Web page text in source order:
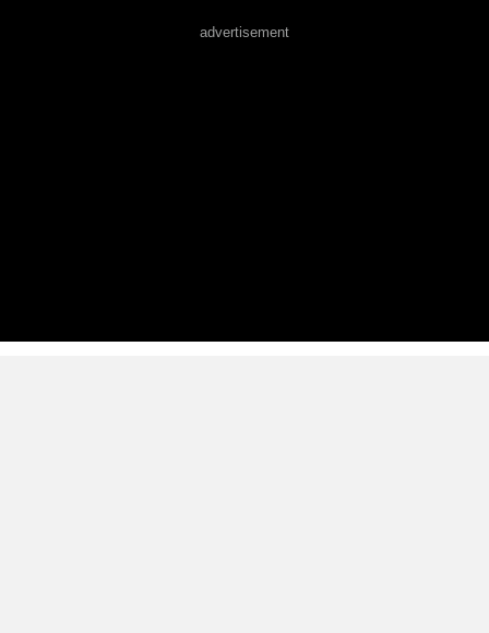
advertisement